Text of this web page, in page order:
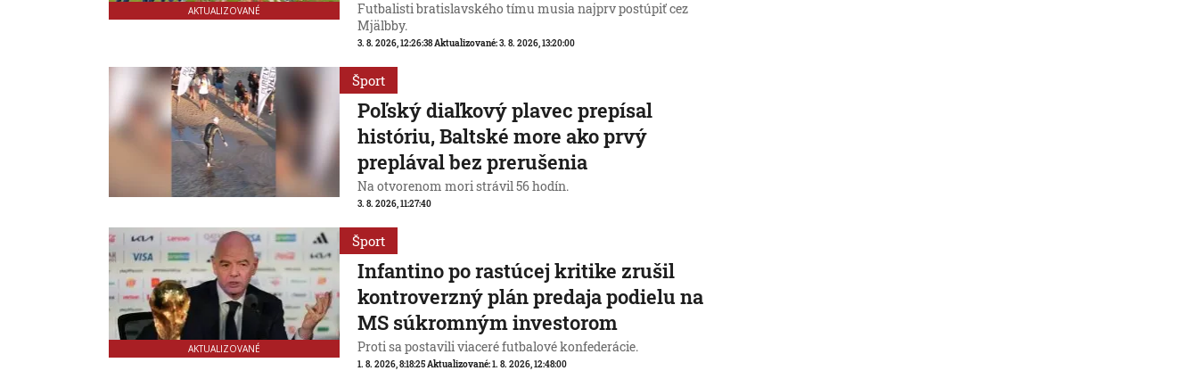
AKTUALIZOVANÉ
Futbalisti bratislavského tímu musia najprv postúpiť cez
Mjälbby.
3. 8. 2026, 12:26:38Aktualizované:3. 8. 2026, 13:20:00
Šport
Poľský diaľkový plavec prepísal
históriu, Baltské more ako prvý
preplával bez prerušenia
Na otvorenom mori strávil 56 hodín.
3. 8. 2026, 11:27:40
AKTUALIZOVANÉ
Šport
Infantino po rastúcej kritike zrušil
kontroverzný plán predaja podielu na
MS súkromným investorom
Proti sa postavili viaceré futbalové konfederácie.
1. 8. 2026, 8:18:25Aktualizované:1. 8. 2026, 12:48:00